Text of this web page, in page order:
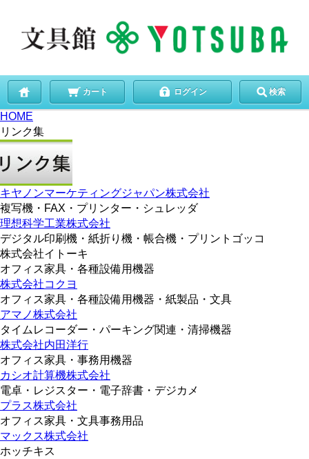
カート ログイン 検索
HOME
リンク集
キヤノンマーケティングジャパン株式会社
複写機・FAX・プリンター・シュレッダ
理想科学工業株式会社
デジタル印刷機・紙折り機・帳合機・プリントゴッコ
株式会社イトーキ
オフィス家具・各種設備用機器
株式会社コクヨ
オフィス家具・各種設備用機器・紙製品・文具
アマノ株式会社
タイムレコーダー・パーキング関連・清掃機器
株式会社内田洋行
オフィス家具・事務用機器
カシオ計算機株式会社
電卓・レジスター・電子辞書・デジカメ
プラス株式会社
オフィス家具・文具事務用品
マックス株式会社
ホッチキス